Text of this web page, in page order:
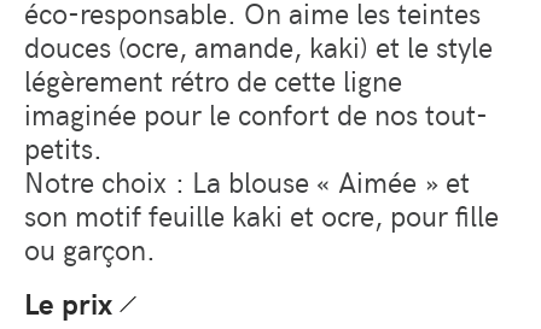
éco-responsable. On aime les teintes
douces (ocre, amande, kaki) et le style
légèrement rétro de cette ligne
imaginée pour le confort de nos tout-
petits.
Notre choix : La blouse « Aimée » et
son motif feuille kaki et ocre, pour fille
ou garçon.
Le prix